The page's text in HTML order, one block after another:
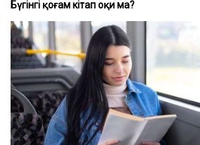
Бүгінгі қоғам кітап оқи ма?